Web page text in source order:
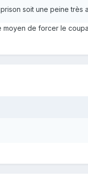
soit une peine très
de forcer le